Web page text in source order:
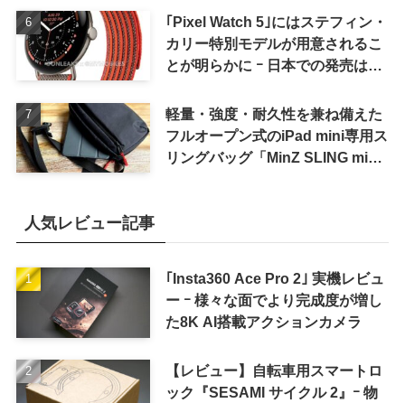
｢Pixel Watch 5｣にはステフィン・
カリー特別モデルが用意されるこ
とが明らかに ｰ 日本での発売は期
軽量・強度・耐久性を兼ね備えた
フルオープン式のiPad mini専用ス
リングバッグ「MinZ SLING mini
人気レビュー記事
｢Insta360 Ace Pro 2｣ 実機レビュ
ー ｰ 様々な面でより完成度が増し
た8K AI搭載アクションカメラ
【レビュー】自転車用スマートロ
ック『SESAMI サイクル 2』ｰ 物